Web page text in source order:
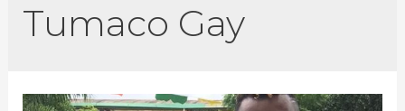
Tumaco Gay